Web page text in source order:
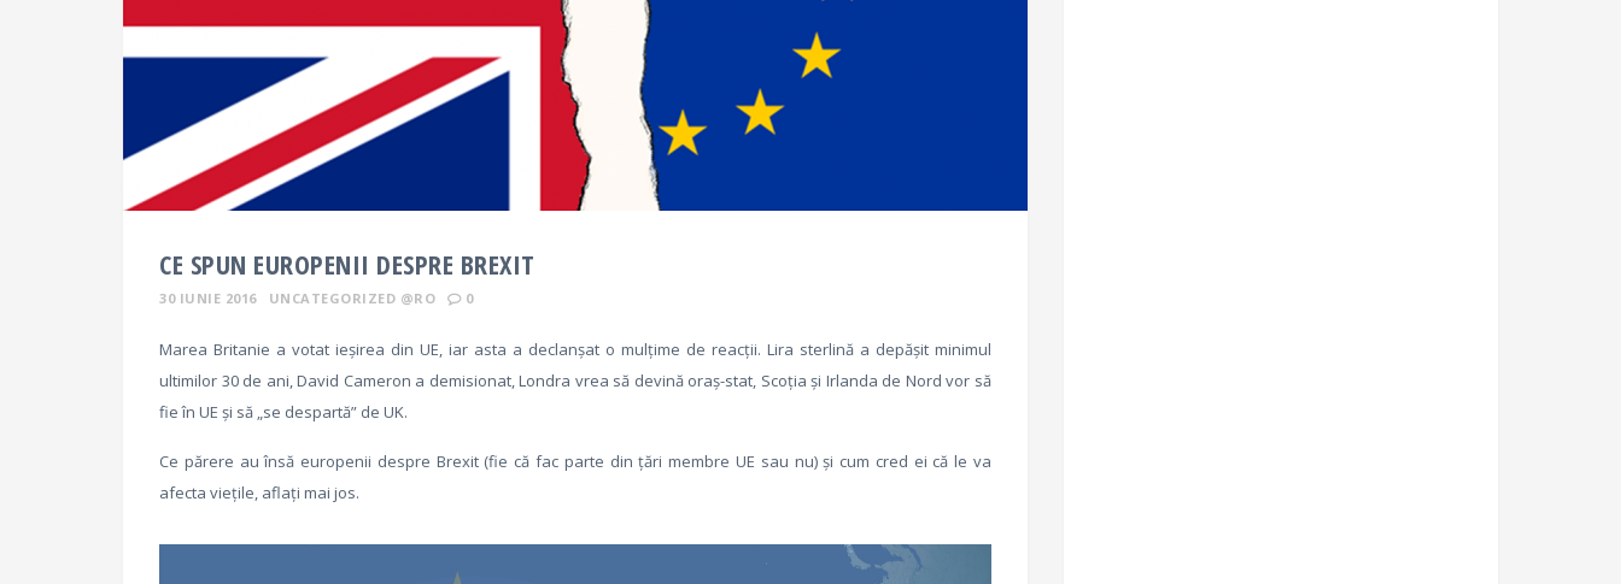
CE SPUN EUROPENII DESPRE BREXIT
30 IUNIE 2016 UNCATEGORIZED @RO 0
Marea Britanie a votat ieșirea din UE, iar asta a declanșat o mulțime de reacții. Lira sterlină a depăşit minimul
ultimilor 30 de ani, David Cameron a demisionat, Londra vrea să devină oraș-stat, Scoția și Irlanda de Nord vor să
fie în UE și să „se despartă” de UK.
Ce părere au însă europenii despre Brexit (fie că fac parte din țări membre UE sau nu) și cum cred ei că le va
afecta viețile, aflați mai jos.